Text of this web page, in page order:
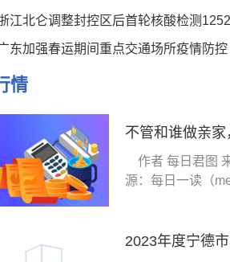
江北仑调整封控区后首轮核酸检测12528人 结
东加强春运期间重点交通场所疫情防控
情
作者 每日君图 来源网络来
源：每日一读（